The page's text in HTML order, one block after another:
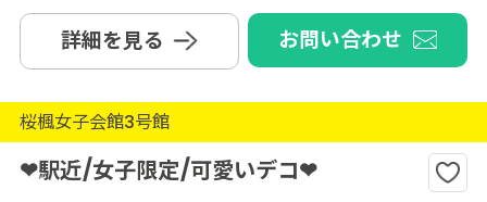
詳細を見る お問い合わせ
桜楓女子会館3号館
❤駅近/女子限定/可愛いデコ❤